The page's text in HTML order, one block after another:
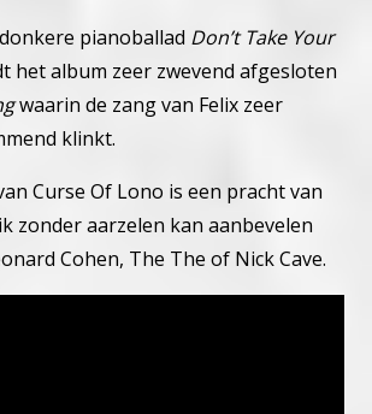
pianoballad Don’t Take Your
het album zeer zwevend afgesloten
waarin de zang van Felix zeer
klinkt.
Curse Of Lono is een pracht van
zonder aarzelen kan aanbevelen
Cohen, The The of Nick Cave.